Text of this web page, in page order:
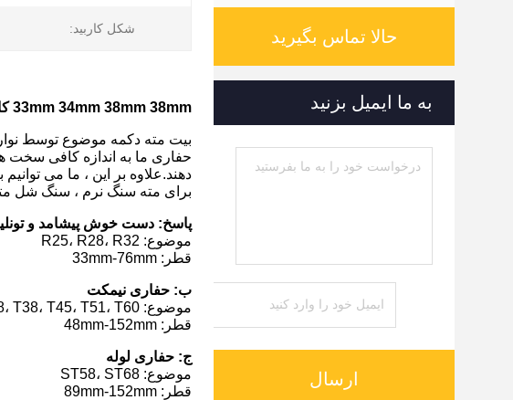
حالا تماس بگیرید
به ما ایمیل بزنید
ارسال
شکل کاربید:
33mm 34mm 38mm 38mm کاربید تنگستن موضوع دکمه موضوع مته
بیت مته دکمه موضوع توسط نوار
حفاری ما به اندازه کافی سخت
دهند.علاوه بر این ، ما می
برای مته سنگ نرم ، سنگ شل
پاسخ: دست خوش پیشامد و
موضوع: R25، R28، R32
قطر: 33mm-76mm
ب: حفاری نیمکت
موضوع: R3212، R32، HL38، T38، T45، T51، T60
قطر: 48mm-152mm
ج: حفاری لوله
موضوع: ST58، ST68
قطر: 89mm-152mm